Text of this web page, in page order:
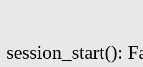
session_start():